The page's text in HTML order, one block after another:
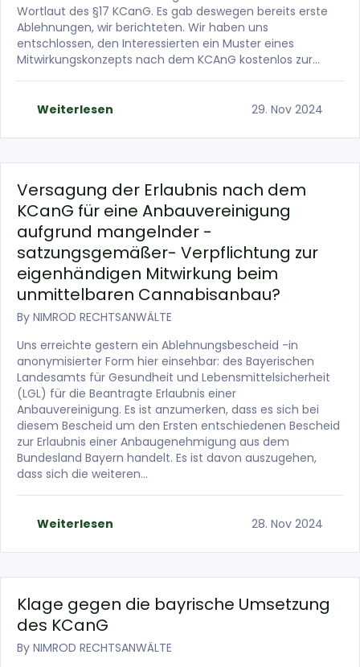
Wortlaut des §17 KCanG. Es gab deswegen bereits erste
Ablehnungen, wir berichteten. Wir haben uns
entschlossen, den Interessierten ein Muster eines
Mitwirkungskonzepts nach dem KCAnG kostenlos zur…
Weiterlesen 29. Nov 2024
Versagung der Erlaubnis nach dem
KCanG für eine Anbauvereinigung
aufgrund mangelnder -
satzungsgemäßer- Verpflichtung zur
eigenhändigen Mitwirkung beim
unmittelbaren Cannabisanbau?
By NIMROD RECHTSANWÄLTE
Uns erreichte gestern ein Ablehnungsbescheid -in
anonymisierter Form hier einsehbar: des Bayerischen
Landesamts für Gesundheit und Lebensmittelsicherheit
(LGL) für die Beantragte Erlaubnis einer
Anbauvereinigung. Es ist anzumerken, dass es sich bei
diesem Bescheid um den Ersten entschiedenen Bescheid
zur Erlaubnis einer Anbaugenehmigung aus dem
Bundesland Bayern handelt. Es ist davon auszugehen,
dass sich die weiteren…
Weiterlesen 28. Nov 2024
Klage gegen die bayrische Umsetzung
des KCanG
By NIMROD RECHTSANWÄLTE